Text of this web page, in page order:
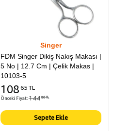
Singer
FDM Singer Dikiş Nakış Makası |
5 No | 12.7 Cm | Çelik Makas |
10103-5
108 65 TL
Önceki Fiyat:144 86 TL
Sepete Ekle